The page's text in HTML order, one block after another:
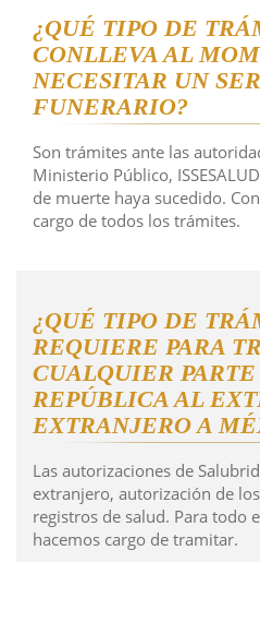
¿QUÉ TIPO DE
CONLLEVA AL
NECESITAR UN
FUNERARIO?
Son trámites ante las
Ministerio Público,
de muerte haya sucedido.
cargo de todos los trámites.
¿QUÉ TIPO DE
REQUIERE PARA
CUALQUIER
REPÚBLICA AL
EXTRANJERO A
Las autorizaciones de
extranjero, autorización de
registros de salud. Para todo
hacemos cargo de tramitar.